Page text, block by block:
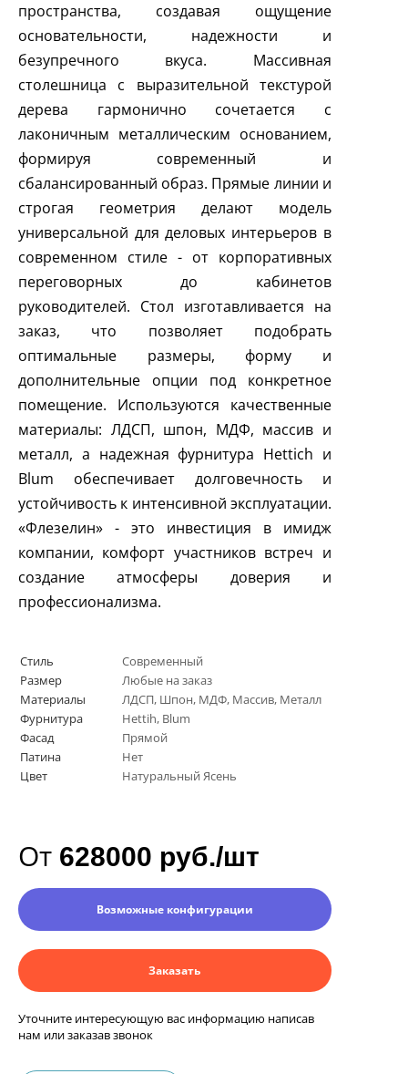
пространства, создавая ощущение
основательности, надежности и
безупречного вкуса. Массивная
столешница с выразительной текстурой
дерева гармонично сочетается с
лаконичным металлическим основанием,
формируя современный и
сбалансированный образ. Прямые линии и
строгая геометрия делают модель
универсальной для деловых интерьеров в
современном стиле - от корпоративных
переговорных до кабинетов
руководителей. Стол изготавливается на
заказ, что позволяет подобрать
оптимальные размеры, форму и
дополнительные опции под конкретное
помещение. Используются качественные
материалы: ЛДСП, шпон, МДФ, массив и
металл, а надежная фурнитура Hettich и
Blum обеспечивает долговечность и
устойчивость к интенсивной эксплуатации.
«Флезелин» - это инвестиция в имидж
компании, комфорт участников встреч и
создание атмосферы доверия и
профессионализма.
Стиль
Современный
Размер
Любые на заказ
Материалы
ЛДСП, Шпон, МДФ, Массив, Металл
Фурнитура
Нettih, Вlum
Фасад
Прямой
Патина
Нет
Цвет
Натуральный Ясень
От 628000 руб./шт
Возможные конфигурации
Заказать
Уточните интересующую вас информацию написав
нам или заказав звонок